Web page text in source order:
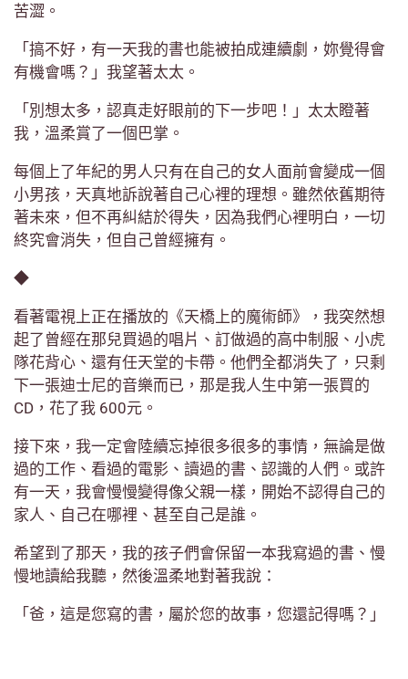
苦澀。
「搞不好，有一天我的書也能被拍成連續劇，妳覺得會
有機會嗎？」我望著太太。
「別想太多，認真走好眼前的下一步吧！」太太瞪著
我，溫柔賞了一個巴掌。
每個上了年紀的男人只有在自己的女人面前會變成一個
小男孩，天真地訴說著自己心裡的理想。雖然依舊期待
著未來，但不再糾結於得失，因為我們心裡明白，一切
終究會消失，但自己曾經擁有。
◆
看著電視上正在播放的《天橋上的魔術師》，我突然想
起了曾經在那兒買過的唱片、訂做過的高中制服、小虎
隊花背心、還有任天堂的卡帶。他們全都消失了，只剩
下一張迪士尼的音樂而已，那是我人生中第一張買的
CD，花了我 600元。
接下來，我一定會陸續忘掉很多很多的事情，無論是做
過的工作、看過的電影、讀過的書、認識的人們。或許
有一天，我會慢慢變得像父親一樣，開始不認得自己的
家人、自己在哪裡、甚至自己是誰。
希望到了那天，我的孩子們會保留一本我寫過的書、慢
慢地讀給我聽，然後溫柔地對著我說：
「爸，這是您寫的書，屬於您的故事，您還記得嗎？」